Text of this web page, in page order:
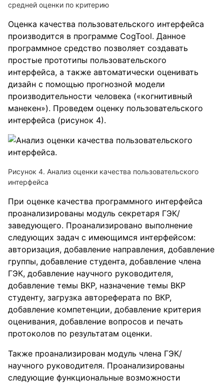
средней оценки по критерию
Оценка качества пользовательского интерфейса
производится в программе CogTool. Данное
программное средство позволяет создавать
простые прототипы пользовательского
интерфейса, а также автоматически оценивать
дизайн с помощью прогнозной модели
производительности человека («когнитивный
манекен»). Проведем оценку пользовательского
интерфейса (рисунок 4).
Рисунок 4. Анализ оценки качества пользовательского
интерфейса
При оценке качества программного интерфейса
проанализированы модуль секретаря ГЭК/
заведующего. Проанализировано выполнение
следующих задач с имеющимся интерфейсом:
авторизация, добавление направления, добавление
группы, добавление студента, добавление члена
ГЭК, добавление научного руководителя,
добавление темы ВКР, назначение темы ВКР
студенту, загрузка автореферата по ВКР,
добавление компетенции, добавление критерия
оценивания, добавление вопросов и печать
протоколов по результатам оценки.
Также проанализирован модуль члена ГЭК/
научного руководителя. Проанализированы
следующие функциональные возможности